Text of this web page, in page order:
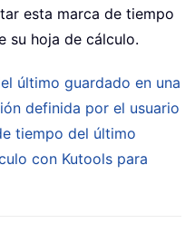
esta marca de tiempo
su hoja de cálculo.
último guardado en una
definida por el usuario
tiempo del último
con Kutools para